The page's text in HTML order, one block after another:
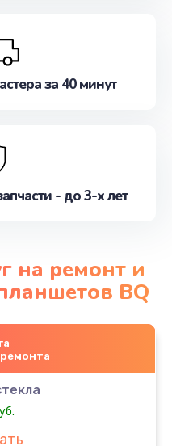
за 40 минут
- до 3-х лет
на ремонт и
BQ